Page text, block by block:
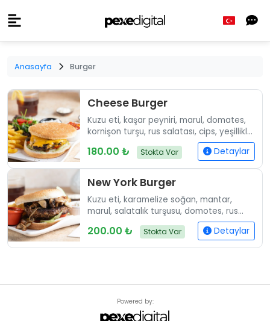
Anasayfa Burger
Cheese Burger
Kuzu eti, kaşar peyniri, marul, domates,
kornişon turşu, rus salatası, cips, yeşillikle
180.00 ₺ Stokta Var Detaylar
New York Burger
Kuzu eti, karamelize soğan, mantar,
marul, salatalık turşusu, domotes, rus
salatası, soğan halkası, yeşillikle servis
edilir..
200.00 ₺ Stokta Var Detaylar
Powered by: